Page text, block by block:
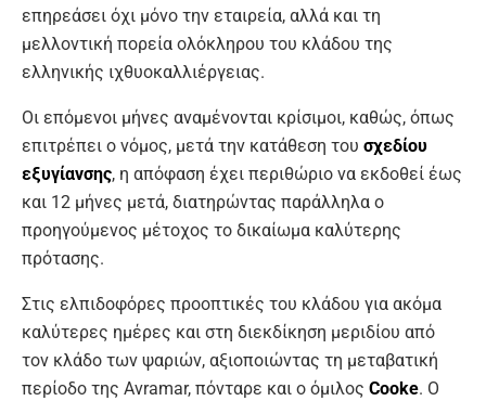
επηρεάσει όχι μόνο την εταιρεία, αλλά και τη
μελλοντική πορεία ολόκληρου του κλάδου της
ελληνικής ιχθυοκαλλιέργειας.
Οι επόμενοι μήνες αναμένονται κρίσιμοι, καθώς, όπως
επιτρέπει ο νόμος, μετά την κατάθεση του σχεδίου
εξυγίανσης, η απόφαση έχει περιθώριο να εκδοθεί έως
και 12 μήνες μετά, διατηρώντας παράλληλα ο
προηγούμενος μέτοχος το δικαίωμα καλύτερης
πρότασης.
Στις ελπιδοφόρες προοπτικές του κλάδου για ακόμα
καλύτερες ημέρες και στη διεκδίκηση μεριδίου από
τον κλάδο των ψαριών, αξιοποιώντας τη μεταβατική
περίοδο της Avramar, πόνταρε και ο όμιλος Cooke. Ο